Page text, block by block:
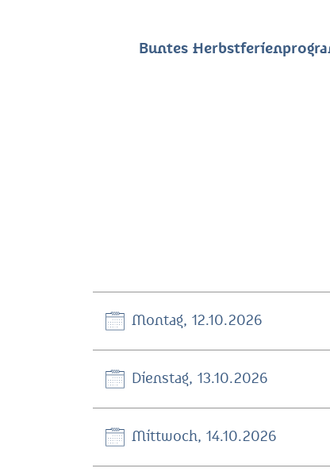
Buntes
Montag, 12.10.2026
Dienstag, 13.10.2026
Mittwoch, 14.10.2026